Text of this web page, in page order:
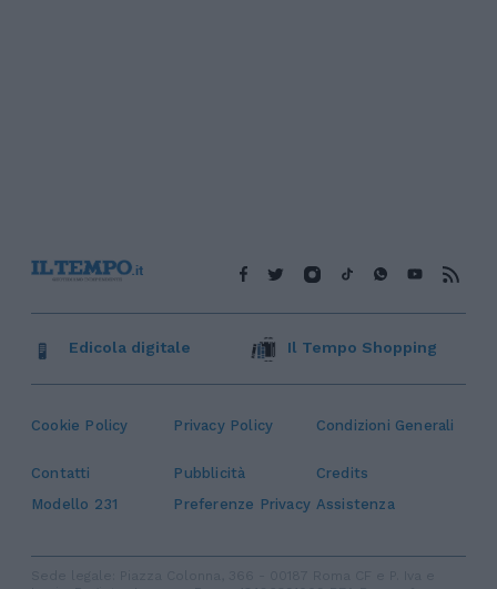
Cookie Policy Privacy Policy Condizioni Generali
Contatti Pubblicità
Credits
Modello 231
Preferenze Privacy Assistenza
Edicola digitale Il Tempo Shopping